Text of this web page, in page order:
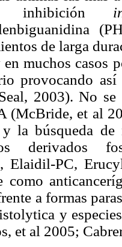
inhibición
de larga
muchos casos
provocando
2003). No
(McBride, et al
la búsqueda de
derivados
Elaidil-PC,
como
a formas
y
et al 2005;